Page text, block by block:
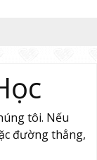
tôi. Nếu
đường thẳng,